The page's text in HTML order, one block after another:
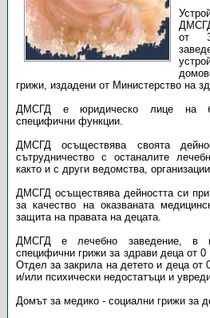
от
грижи, издадени от Министерство на
ДМСГД е юридическо лице на
специфични функции.
ДМСГД осъществява своята
сътрудничество с останалите
както и с други ведомства,
ДМСГД осъществява дейността си при
за качество на оказваната
защита на правата на децата.
ДМСГД е лечебно заведение, в
специфични грижи за здрави деца от 0
Отдел за закрила на детето и деца от
и/или психически недостатъци и
Домът за медико - социални грижи за